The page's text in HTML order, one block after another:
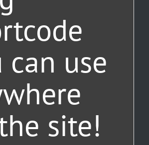
can use
site!